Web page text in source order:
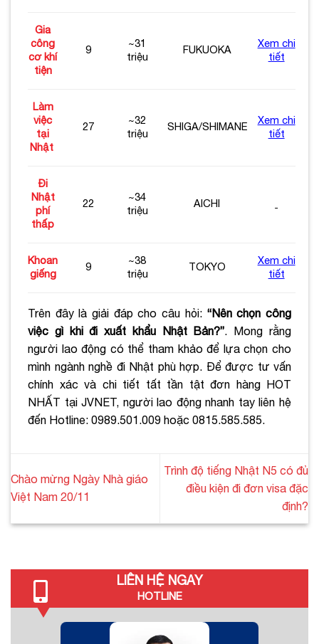
Gia
công
cơ khí
tiện
9
~31
triệu
FUKUOKA
Xem chi
tiết
Làm
việc
tại
Nhật
27
~32
triệu
SHIGA/SHIMANE
Xem chi
tiết
Đi
Nhật
phí
thấp
22
~34
triệu
AICHI
Khoan
giếng
9
~38
triệu
TOKYO
Xem chi
tiết
Trên đây là giải đáp cho câu hỏi: “Nên chọn công
việc gì khi đi xuất khẩu Nhật Bản?”. Mong rằng
người lao động có thể tham khảo để lựa chọn cho
mình ngành nghề đi Nhật phù hợp. Để được tư vấn
chính xác và chi tiết tất tần tật đơn hàng HOT
NHẤT tại JVNET, người lao động nhanh tay liên hệ
đến Hotline: 0989.501.009 hoặc 0815.585.585.
Chào mừng Ngày Nhà giáo
Việt Nam 20/11
Trình độ tiếng Nhật N5 có đủ
điều kiện đi đơn visa đặc
định?
LIÊN HỆ NGAY
HOTLINE